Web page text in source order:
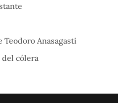
Anasagasti
cólera